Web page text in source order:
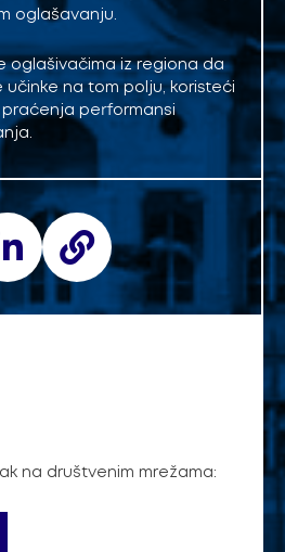
oglašavanju.
oglašivačima iz regiona da
učinke na tom polju, koristeći
performansi
na društvenim mrežama: